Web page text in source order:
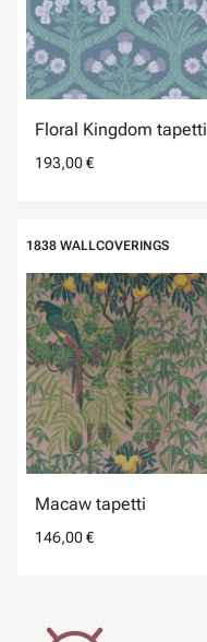
Floral Kingdom tapetti
193,00 €
1838 WALLCOVERINGS
Macaw tapetti
146,00 €